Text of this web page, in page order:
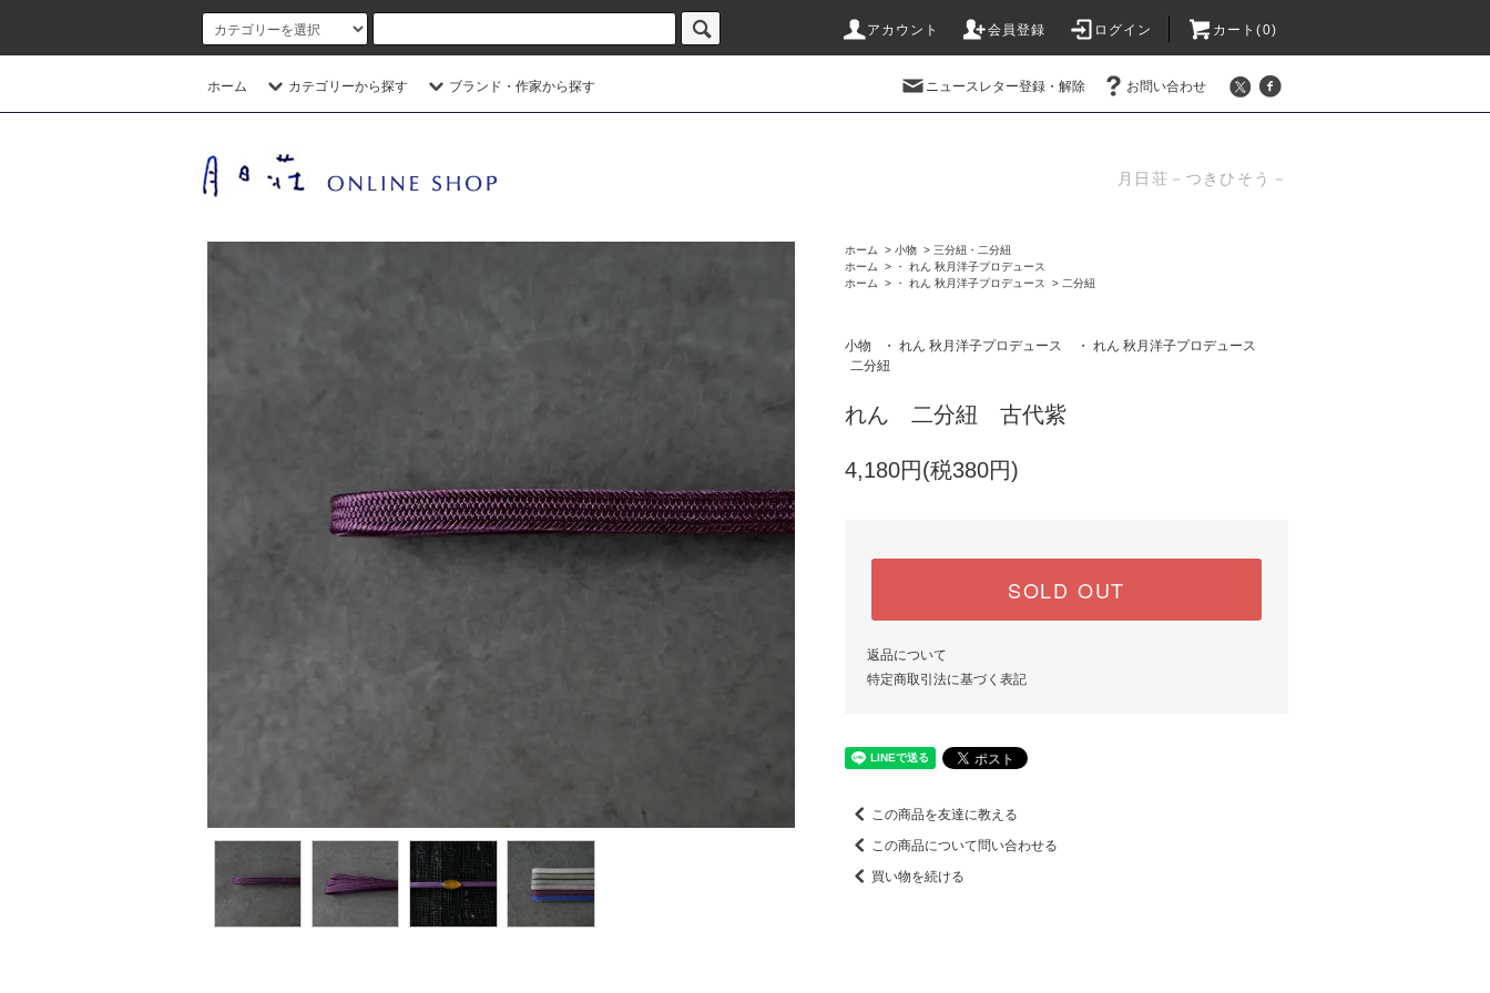
アカウント 会員登録 ログイン カート(0)
ホーム カテゴリーから探す ブランド・作家から探す ニュースレター登録・解除 お問い合わせ
月日荘－つきひそう－
ホーム > 小物 > 三分紐・二分紐
ホーム
>
・ れん 秋月洋子プロデュース
ホーム
> ・ れん 秋月洋子プロデュース > 二分紐
小物 ・ れん 秋月洋子プロデュース
・ れん 秋月洋子プロデュース
二分紐
れん 二分紐 古代紫
4,180円(税380円)
SOLD OUT
返品について
特定商取引法に基づく表記
この商品を友達に教える
この商品について問い合わせる
買い物を続ける